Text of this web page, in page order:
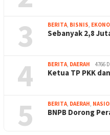
3 BERITA, BISNIS,
Sebanyak 2,8
4 BERITA, DAERAH 4766
Ketua TP PKK
5 BERITA, DAERAH,
BNPB Dorong